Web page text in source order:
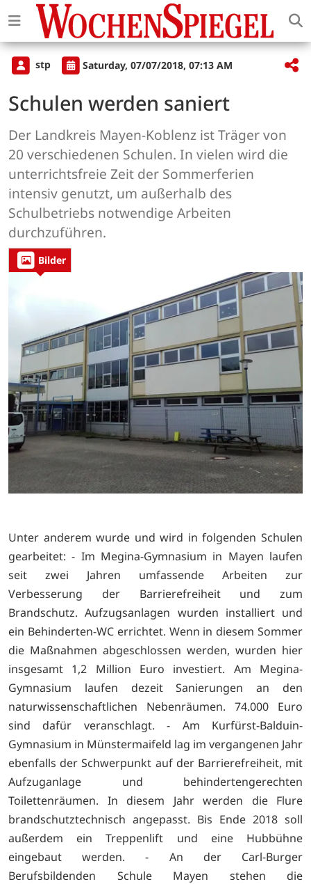
stp Saturday, 07/07/2018, 07:13 AM
Schulen werden saniert
Der Landkreis Mayen-Koblenz ist Träger von
20 verschiedenen Schulen. In vielen wird die
unterrichtsfreie Zeit der Sommerferien
intensiv genutzt, um außerhalb des
Schulbetriebs notwendige Arbeiten
durchzuführen.
Bilder
Unter anderem wurde und wird in folgenden Schulen
gearbeitet: - Im Megina-Gymnasium in Mayen laufen
seit zwei Jahren umfassende Arbeiten zur
Verbesserung der Barrierefreiheit und zum
Brandschutz. Aufzugsanlagen wurden installiert und
ein Behinderten-WC errichtet. Wenn in diesem Sommer
die Maßnahmen abgeschlossen werden, wurden hier
insgesamt 1,2 Million Euro investiert. Am Megina-
Gymnasium laufen dezeit Sanierungen an den
naturwissenschaftlichen Nebenräumen. 74.000 Euro
sind dafür veranschlagt. - Am Kurfürst-Balduin-
Gymnasium in Münstermaifeld lag im vergangenen Jahr
ebenfalls der Schwerpunkt auf der Barrierefreiheit, mit
Aufzuganlage und behindertengerechten
Toilettenräumen. In diesem Jahr werden die Flure
brandschutztechnisch angepasst. Bis Ende 2018 soll
außerdem ein Treppenlift und eine Hubbühne
eingebaut werden. - An der Carl-Burger
Berufsbildenden Schule Mayen stehen die